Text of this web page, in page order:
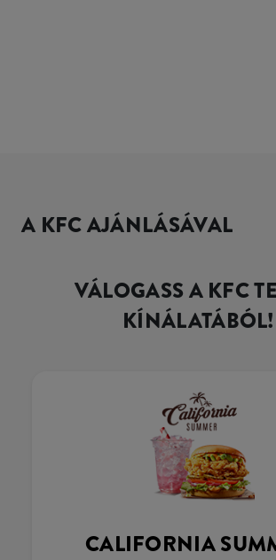
A KFC AJÁNLÁSÁVAL
VÁLOGASS A KFC
KÍNÁLATÁBÓL!
CALIFORNIA